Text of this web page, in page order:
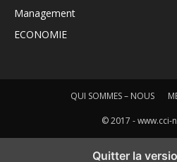
Management
ECONOMIE
QUI SOMMES – NOUS
© 2017 - www.cci-
Quitter la